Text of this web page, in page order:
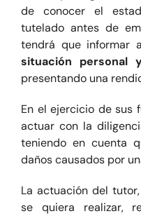
de conocer el
tutelado antes de
tendrá que informar
situación personal
presentando una
En el ejercicio de sus
actuar con la
teniendo en cuenta
daños causados por
La actuación del
se quiera realizar,